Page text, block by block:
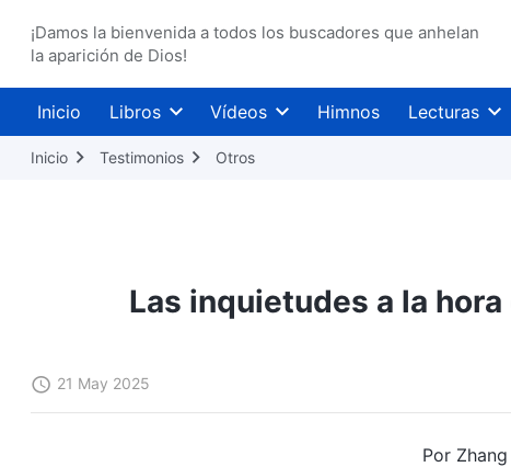
¡Damos la bienvenida a todos los buscadores que anhelan
la aparición de Dios!
Inicio Libros Vídeos Himnos Lecturas
Inicio Testimonios Otros
Las inquietudes a la
21 May 2025
Por